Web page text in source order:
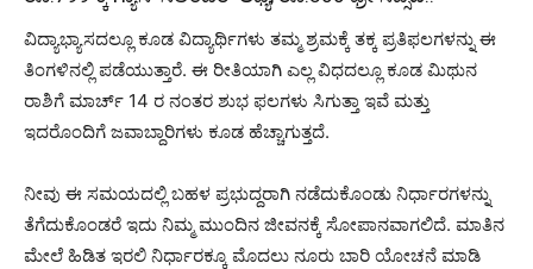
ವಿದ್ಯಾಭ್ಯಾಸದಲ್ಲೂ ಕೂಡ ವಿದ್ಯಾರ್ಥಿಗಳು ತಮ್ಮ ಶ್ರಮಕ್ಕೆ ತಕ್ಕ ಪ್ರತಿಫಲಗಳನ್ನು ಈ
ತಿಂಗಳಿನಲ್ಲಿ ಪಡೆಯುತ್ತಾರೆ. ಈ ರೀತಿಯಾಗಿ ಎಲ್ಲ ವಿಧದಲ್ಲೂ ಕೂಡ ಮಿಥುನ
ರಾಶಿಗೆ ಮಾರ್ಚ್ 14 ರ ನಂತರ ಶುಭ ಫಲಗಳು ಸಿಗುತ್ತಾ ಇವೆ ಮತ್ತು
ಇದರೊಂದಿಗೆ ಜವಾಬ್ದಾರಿಗಳು ಕೂಡ ಹೆಚ್ಚಾಗುತ್ತದೆ.
ನೀವು ಈ ಸಮಯದಲ್ಲಿ ಬಹಳ ಪ್ರಭುದ್ದರಾಗಿ ನಡೆದುಕೊಂಡು ನಿರ್ಧಾರಗಳನ್ನು
ತೆಗೆದುಕೊಂಡರೆ ಇದು ನಿಮ್ಮ ಮುಂದಿನ ಜೀವನಕ್ಕೆ ಸೋಪಾನವಾಗಲಿದೆ. ಮಾತಿನ
ಮೇಲೆ ಹಿಡಿತ ಇರಲಿ ನಿರ್ಧಾರಕ್ಕೂ ಮೊದಲು ನೂರು ಬಾರಿ ಯೋಚನೆ ಮಾಡಿ